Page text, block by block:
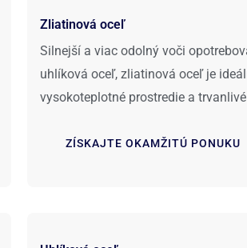
Zliatinová oceľ
Silnejší a viac odolný voči
uhlíková oceľ, zliatinová oceľ je
vysokoteplotné prostredie a
ZÍSKAJTE OKAMŽITÚ PONUKU